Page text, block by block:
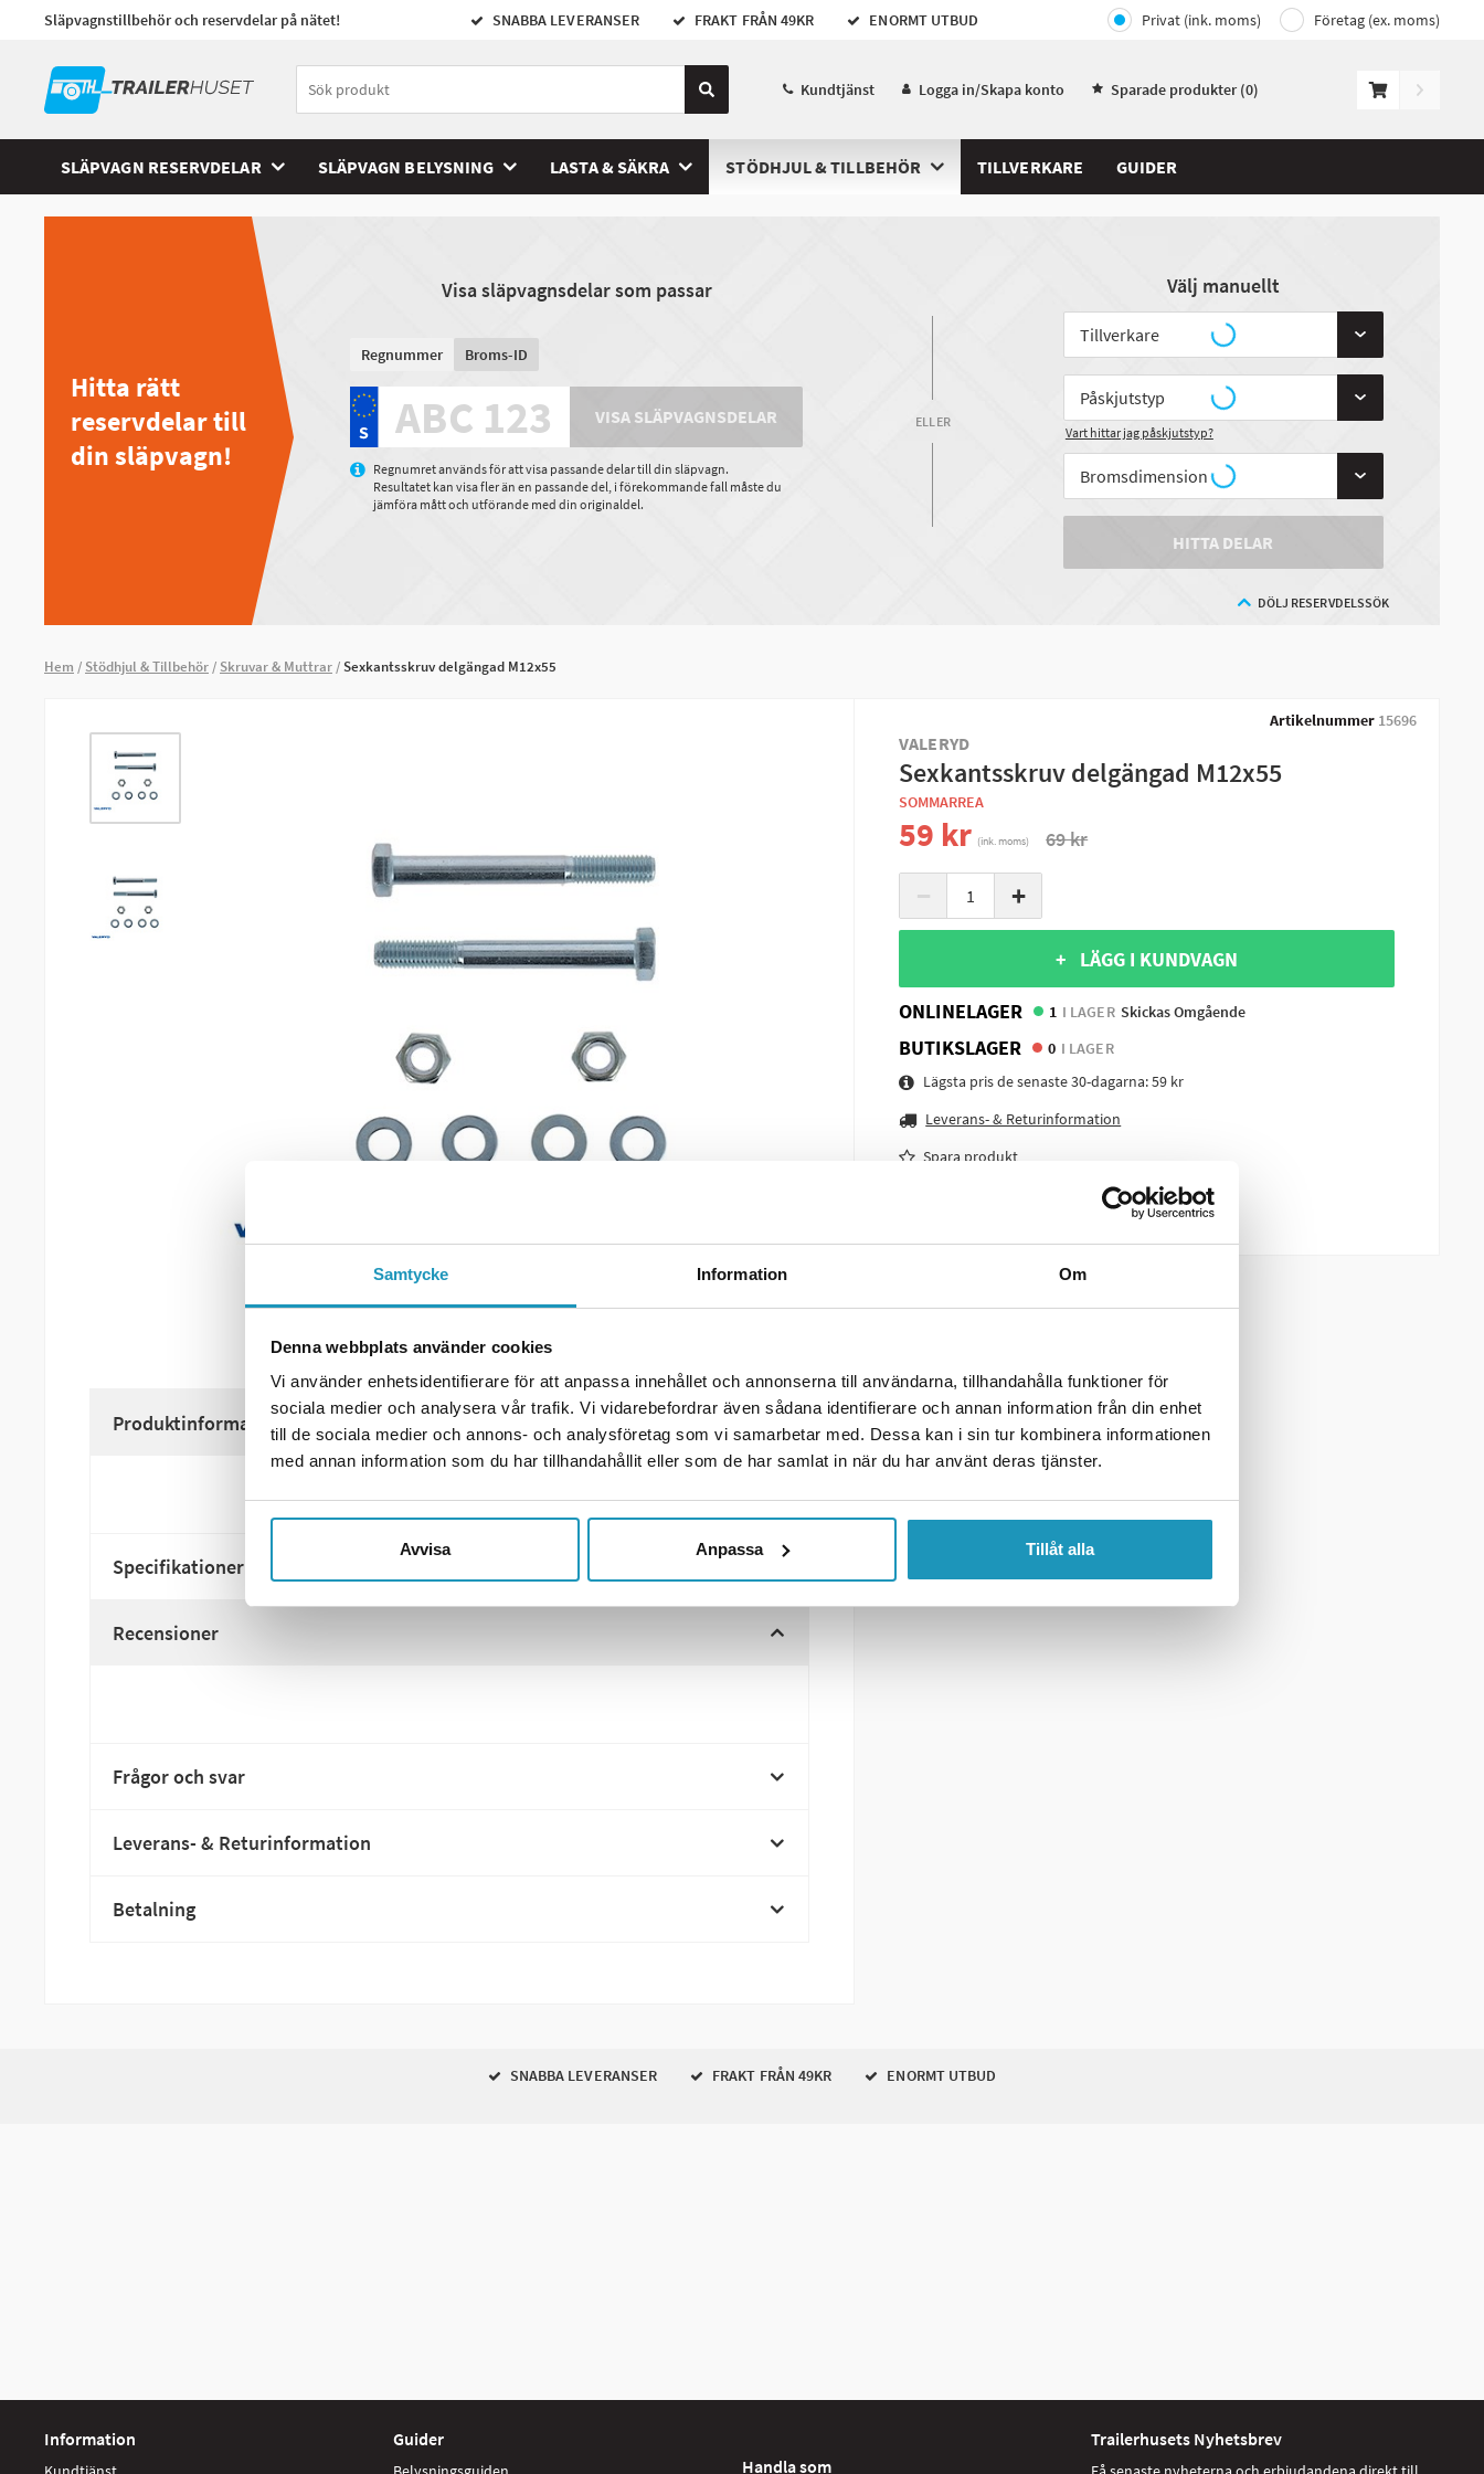
Samtycke Information Om
Denna webbplats använder cookies
Vi använder enhetsidentifierare för att anpassa innehållet och annonserna till användarna, tillhandahålla funktioner för
sociala medier och analysera vår trafik. Vi vidarebefordrar även sådana identifierare och annan information från din enhet
till de sociala medier och annons- och analysföretag som vi samarbetar med. Dessa kan i sin tur kombinera informationen
med annan information som du har tillhandahållit eller som de har samlat in när du har använt deras tjänster.
Avvisa Anpassa Tillåt alla
Släpvagnstillbehör och reservdelar på nätet! SNABBA LEVERANSER FRAKT FRÅN 49KR ENORMT UTBUD Privat (ink. moms) Företag (ex. moms)
Kundtjänst Logga in/Skapa konto Sparade produkter (0)
SLÄPVAGN RESERVDELAR SLÄPVAGN BELYSNING LASTA & SÄKRA STÖDHJUL & TILLBEHÖR TILLVERKARE GUIDER
Hitta rätt
reservdelar till
din släpvagn!
Visa släpvagnsdelar som passar
Regnummer Broms-ID
VISA SLÄPVAGNSDELAR
Regnumret används för att visa passande delar till din släpvagn.
Resultatet kan visa fler än en passande del, i förekommande fall måste du
jämföra mått och utförande med din originaldel.
ELLER
Välj manuellt
Vart hittar jag påskjutstyp?
HITTA DELAR
DÖLJ RESERVDELSSÖK
Hem Stödhjul & Tillbehör Skruvar & Muttrar Sexkantsskruv delgängad M12x55
Artikelnummer 15696
VALERYD
Sexkantsskruv delgängad M12x55
SOMMARREA
59 kr (ink. moms) 69 kr
− +
+ LÄGG I KUNDVAGN
ONLINELAGER 1 I LAGER Skickas Omgående
BUTIKSLAGER 0 I LAGER
Lägsta pris de senaste 30-dagarna:59 kr
Leverans- & Returinformation
Spara produkt
Produktinformation
Specifikationer
Recensioner
Frågor och svar
Leverans- & Returinformation
Betalning
SNABBA LEVERANSER FRAKT FRÅN 49KR ENORMT UTBUD
Information Guider
Handla som
Trailerhusets Nyhetsbrev